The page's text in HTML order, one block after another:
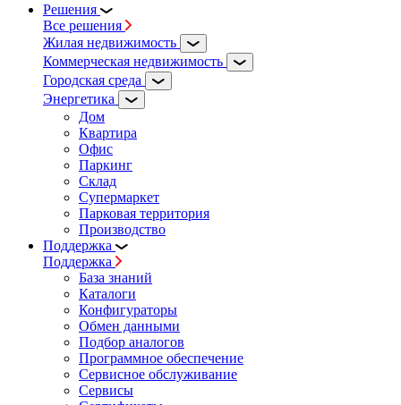
Решения
Все решения
Жилая недвижимость
Коммерческая недвижимость
Городская среда
Энергетика
Дом
Квартира
Офис
Паркинг
Склад
Супермаркет
Парковая территория
Производство
Поддержка
Поддержка
База знаний
Каталоги
Конфигураторы
Обмен данными
Подбор аналогов
Программное обеспечение
Сервисное обслуживание
Сервисы